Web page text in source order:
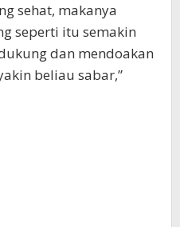
sehat, makanya
seperti itu semakin
dan mendoakan
beliau sabar,”